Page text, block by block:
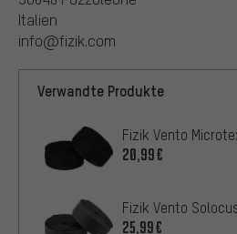
Italien
info@fizik.com
Verwandte Produkte
Fizik Vento
20,99€
Fizik Vento
25,99€